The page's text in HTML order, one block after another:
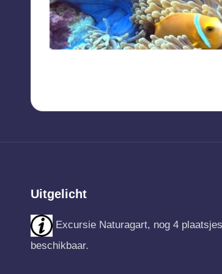
Uitgelicht
Excursie Naturagart, nog 4 plaatsjes
beschikbaar.